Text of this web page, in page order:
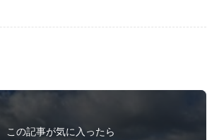
この記事が気に入ったら